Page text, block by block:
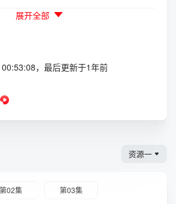
展开全部
，最后更新于1年前
资源一
第02集 第03集